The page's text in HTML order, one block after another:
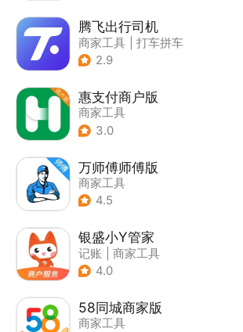
腾飞出行司机
商家工具
打车拼车
2.9
惠支付商户版
商家工具
3.0
万师傅师傅版
商家工具
4.5
银盛小Y管家
记账
商家工具
4.0
58同城商家版
商家工具